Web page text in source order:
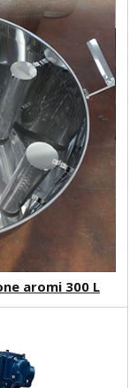
aromi 300 L